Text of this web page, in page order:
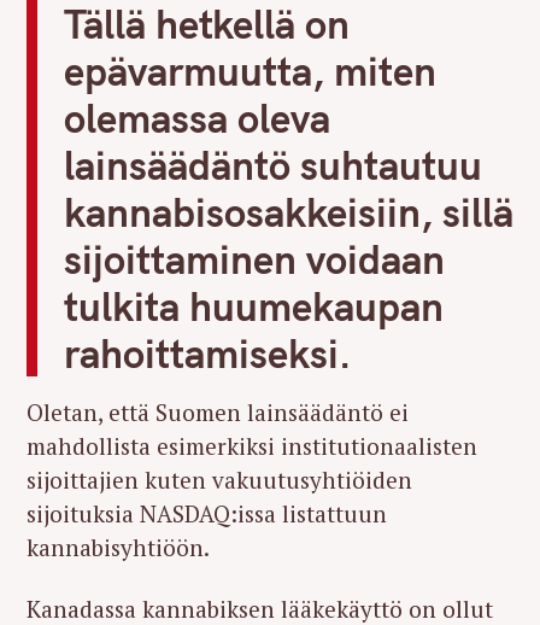
Tällä hetkellä on
epävarmuutta, miten
olemassa oleva
lainsäädäntö suhtautuu
kannabisosakkeisiin, sillä
sijoittaminen voidaan
tulkita huumekaupan
rahoittamiseksi.
Oletan, että Suomen lainsäädäntö ei
mahdollista esimerkiksi institutionaalisten
sijoittajien kuten vakuutusyhtiöiden
sijoituksia NASDAQ:issa listattuun
kannabisyhtiöön.
Kanadassa kannabiksen lääkekäyttö on ollut